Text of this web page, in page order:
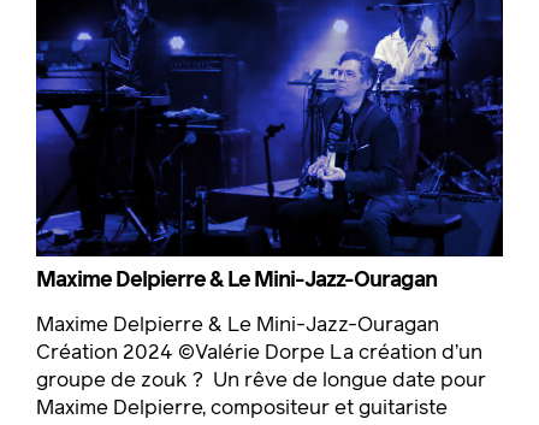
Maxime Delpierre & Le Mini-Jazz-Ouragan
Maxime Delpierre & Le Mini-Jazz-Ouragan
Création 2024 ©Valérie Dorpe La création d’un
groupe de zouk ? Un rêve de longue date pour
Maxime Delpierre, compositeur et guitariste